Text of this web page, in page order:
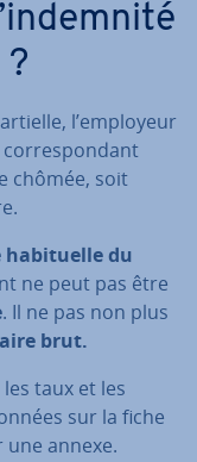
l’employeur
cor­res­pon­dant
chômée, soit
ha­bi­tuelle du
ne peut pas être
. Il ne pas non plus
brut.
taux et les
sur la fiche
une annexe.